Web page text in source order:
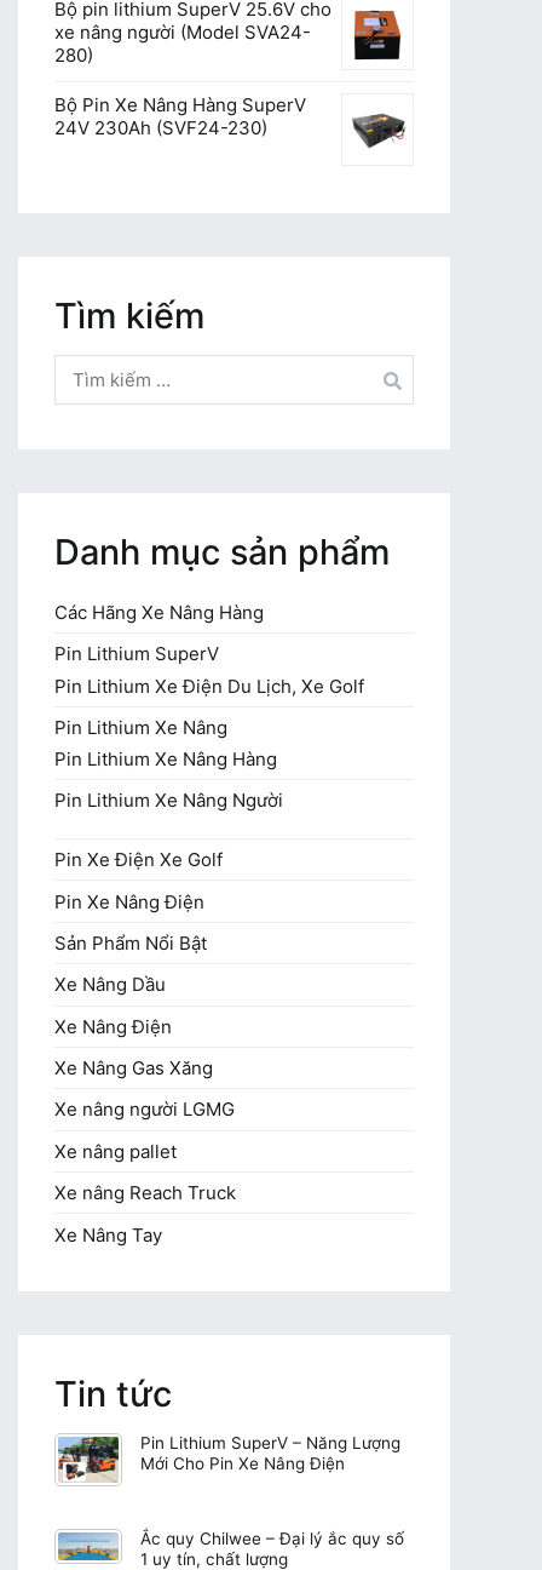
Bộ pin lithium SuperV 25.6V cho
xe nâng người (Model SVA24-
280)
Bộ Pin Xe Nâng Hàng SuperV
24V 230Ah (SVF24-230)
Tìm kiếm
kiếm
cho:
Danh mục sản phẩm
Các Hãng Xe Nâng Hàng
Pin Lithium SuperV
Pin Lithium Xe Điện Du Lịch, Xe Golf
Pin Lithium Xe Nâng
Pin Lithium Xe Nâng Hàng
Pin Lithium Xe Nâng Người
Pin Xe Điện Xe Golf
Pin Xe Nâng Điện
Sản Phẩm Nổi Bật
Xe Nâng Dầu
Xe Nâng Điện
Xe Nâng Gas Xăng
Xe nâng người LGMG
Xe nâng pallet
Xe nâng Reach Truck
Xe Nâng Tay
Tin tức
Pin Lithium SuperV – Năng Lượng
Mới Cho Pin Xe Nâng Điện
Ắc quy Chilwee – Đại lý ắc quy số
1 uy tín, chất lượng